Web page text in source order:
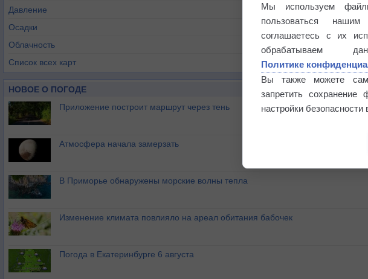
Давление
Осадки
Облачность
Список всех карт
НОВОЕ О ПОГОДЕ
Приложение построит маршрут через тень
Атмосфера начала замерзать
В Приморье обнаружены морские волны тепла
Изменение климата повлияло на ареал обитания бабочек
Погода в Екатеринбурге 6 августа
Мы используем
пользоваться
соглашаетесь с их
обрабатываем
Политике
Вы также можете
запретить сохранение
настройки